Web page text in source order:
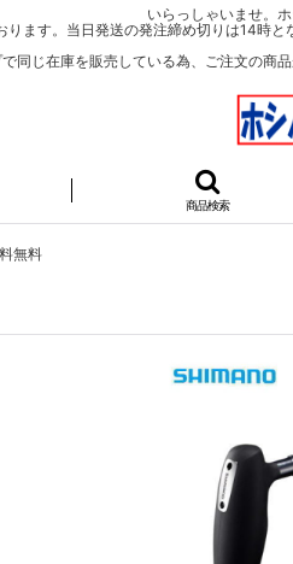
いらっしゃいませ。
ます。当日発送の発注締め切りは14時
同じ在庫を販売している為、ご注文の
商品検索
無料